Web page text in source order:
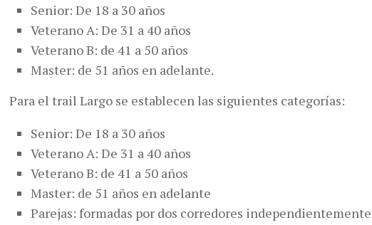
Senior: De 18 a 30 años
Veterano A: De 31 a 40 años
Veterano B: de 41 a 50 años
Master: de 51 años en adelante.
Para el trail Largo se establecen las siguientes categorías:
Senior: De 18 a 30 años
Veterano A: De 31 a 40 años
Veterano B: de 41 a 50 años
Master: de 51 años en adelante
Parejas: formadas por dos corredores independientemente